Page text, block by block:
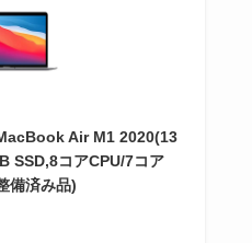
Air M1 2020(13
SSD,8コアCPU/7コア
備済み品)